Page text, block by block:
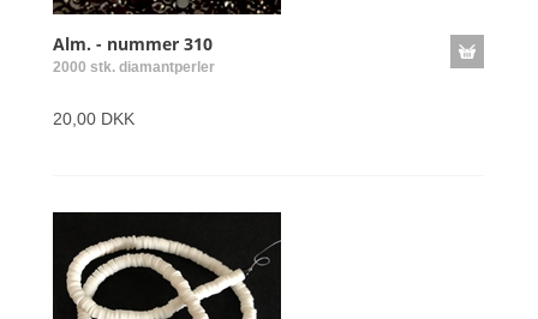
Alm. - nummer 310
2000 stk. diamantperler
20,00 DKK